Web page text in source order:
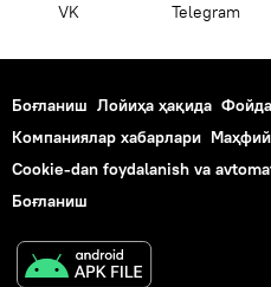
VK Telegram
Боғланиш Лойиҳа ҳақида
Компаниялар хабарлари
Cookie-dan foydalanish va
Боғланиш